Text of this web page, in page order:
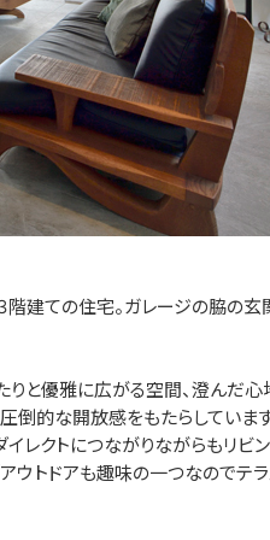
建ての住宅。ガレージの脇の
と優雅に広がる空間、澄んだ心
倒的な開放感をもたらしていま
レクトにつながりながらもリビ
ウトドアも趣味の一つなのでテ